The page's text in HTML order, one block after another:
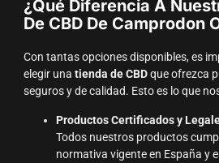
¿Qué Diferencia A
De CBD De Camprodon
Con tantas opciones disponibles, es
elegir una tienda de CBDque ofrezca
seguros y de calidad. Esto es lo que
Productos Certificados y
Todos nuestros productos
normativa vigente en España y